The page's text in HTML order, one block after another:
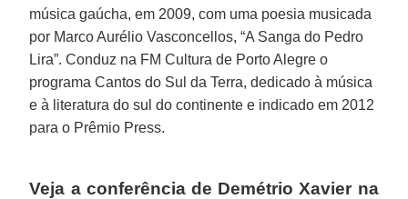
música gaúcha, em 2009, com uma poesia musicada
por Marco Aurélio Vasconcellos, “A Sanga do Pedro
Lira”. Conduz na FM Cultura de Porto Alegre o
programa Cantos do Sul da Terra, dedicado à música
e à literatura do sul do continente e indicado em 2012
para o Prêmio Press.
Veja a conferência de Demétrio Xavier na